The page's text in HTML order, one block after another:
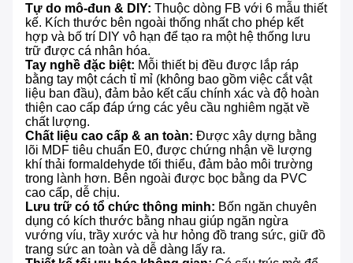
Tự do mô-đun & DIY: ​ Thuộc dòng FB với 6 mẫu thiết
kế. Kích thước bên ngoài thống nhất cho phép kết
hợp và bố trí DIY vô hạn để tạo ra một hệ thống lưu
trữ được cá nhân hóa.
Tay nghề đặc biệt: ​ Mỗi thiết bị đều được lắp ráp
bằng tay một cách tỉ mỉ (không bao gồm việc cắt vật
liệu ban đầu), đảm bảo kết cấu chính xác và độ hoàn
thiện cao cấp đáp ứng các yêu cầu nghiêm ngặt về
chất lượng.
Chất liệu cao cấp & an toàn: ​ Được xây dựng bằng
lõi MDF tiêu chuẩn E0, được chứng nhận về lượng
khí thải formaldehyde tối thiểu, đảm bảo môi trường
trong lành hơn. Bên ngoài được bọc bằng da PVC
cao cấp, dễ chịu.
Lưu trữ có tổ chức thông minh: ​ Bốn ngăn chuyên
dụng có kích thước bằng nhau giúp ngăn ngừa
vướng víu, trầy xước và hư hỏng đồ trang sức, giữ đồ
trang sức an toàn và dễ dàng lấy ra.